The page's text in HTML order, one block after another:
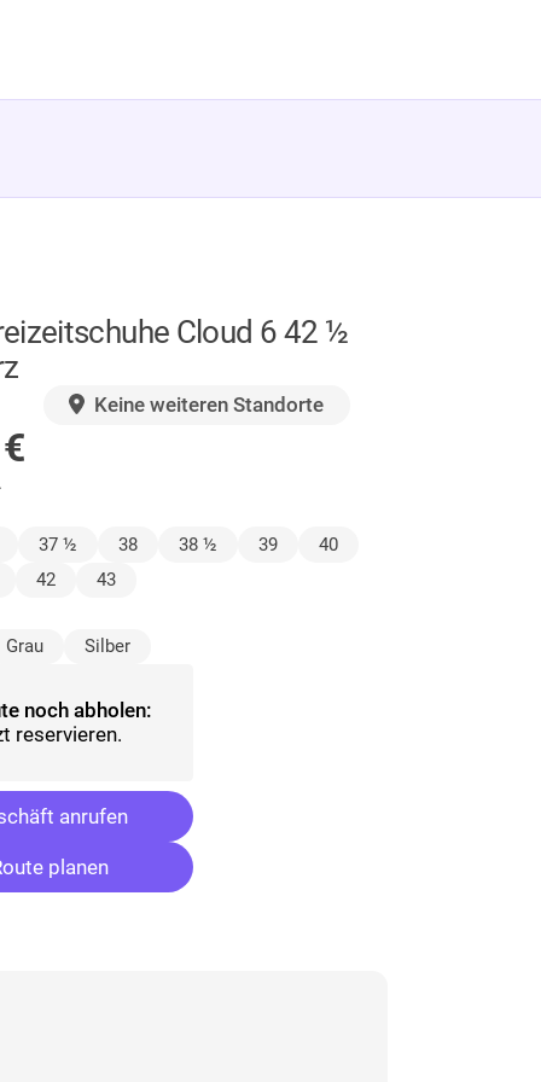
Cloud 6 42 ½
Keine weiteren Standorte
€
37 ½ 38 38 ½ 39
40
42
43
Grau Silber
noch abholen:
reservieren.
anrufen
planen